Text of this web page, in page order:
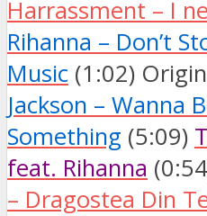
Harrassment – I
Rihanna – Don’t
Music (1:02)
Jackson – Wanna
Something (5:09)
feat. Rihanna
– Dragostea Din